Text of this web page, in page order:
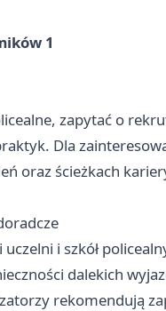
1
zapytać o
Dla
oraz ścieżkach
i szkół
dalekich
rekomendują